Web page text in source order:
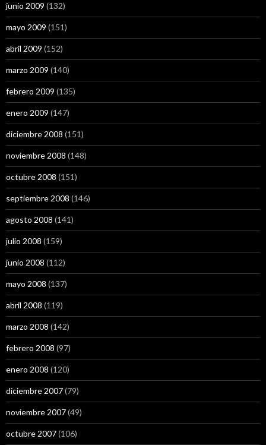
junio 2009 (132)
mayo 2009 (151)
abril 2009 (152)
marzo 2009 (140)
febrero 2009 (135)
enero 2009 (147)
diciembre 2008 (151)
noviembre 2008 (148)
octubre 2008 (151)
septiembre 2008 (146)
agosto 2008 (141)
julio 2008 (159)
junio 2008 (112)
mayo 2008 (137)
abril 2008 (119)
marzo 2008 (142)
febrero 2008 (97)
enero 2008 (120)
diciembre 2007(79)
noviembre 2007(49)
octubre 2007(106)